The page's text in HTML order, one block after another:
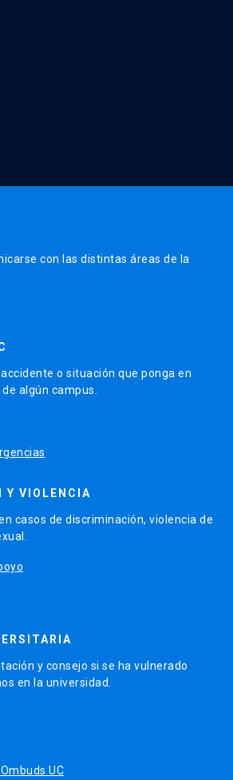
con las distintas áreas de la
o situación que ponga en
algún campus.
Y VIOLENCIA
casos de discriminación, violencia de
y consejo si se ha vulnerado
en la universidad.
UC